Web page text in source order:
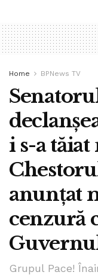
Home BPNews TV
i s-a
anunțat
cenzură
Grupul Pace!